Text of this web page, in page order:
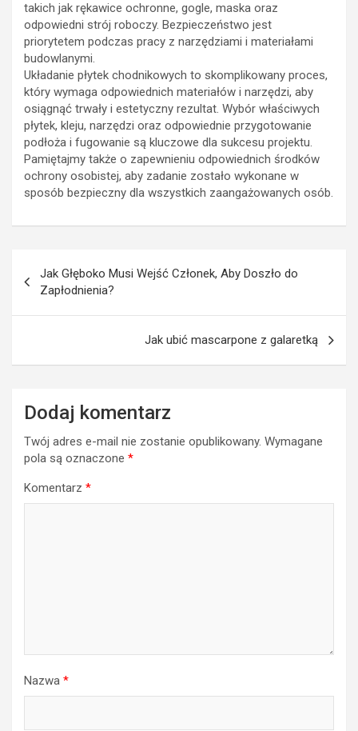
takich jak rękawice ochronne, gogle, maska oraz
odpowiedni strój roboczy. Bezpieczeństwo jest
priorytetem podczas pracy z narzędziami i materiałami
budowlanymi.
Układanie płytek chodnikowych to skomplikowany proces,
który wymaga odpowiednich materiałów i narzędzi, aby
osiągnąć trwały i estetyczny rezultat. Wybór właściwych
płytek, kleju, narzędzi oraz odpowiednie przygotowanie
podłoża i fugowanie są kluczowe dla sukcesu projektu.
Pamiętajmy także o zapewnieniu odpowiednich środków
ochrony osobistej, aby zadanie zostało wykonane w
sposób bezpieczny dla wszystkich zaangażowanych osób.
wpisu
Jak Głęboko Musi Wejść Członek, Aby Doszło do
Zapłodnienia?
Jak ubić mascarpone z galaretką
Dodaj komentarz
Twój adres e-mail nie zostanie opublikowany. Wymagane
pola są oznaczone *
Komentarz *
Nazwa *